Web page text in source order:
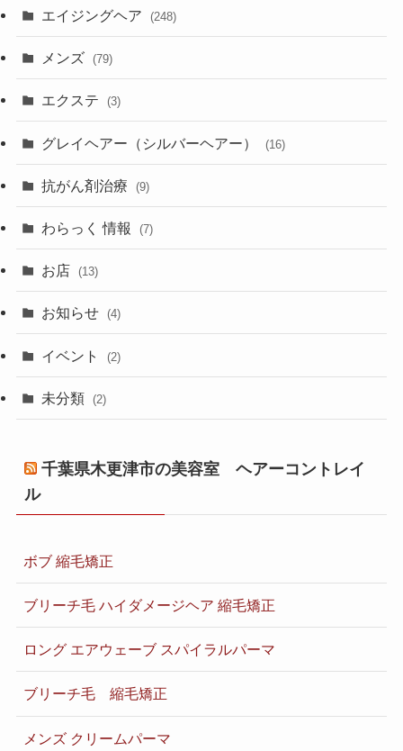
エイジングヘア (248)
メンズ (79)
エクステ (3)
グレイヘアー（シルバーヘアー） (16)
抗がん剤治療 (9)
わらっく 情報 (7)
お店 (13)
お知らせ (4)
イベント (2)
未分類 (2)
千葉県木更津市の美容室 ヘアーコントレイ
ル
ボブ 縮毛矯正
ブリーチ毛 ハイダメージヘア 縮毛矯正
ロング エアウェーブ スパイラルパーマ
ブリーチ毛 縮毛矯正
メンズ クリームパーマ